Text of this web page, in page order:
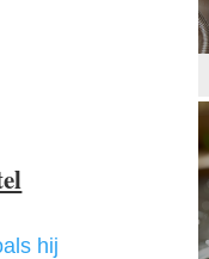
hij